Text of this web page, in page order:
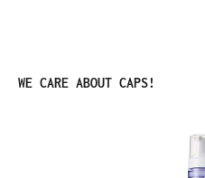
Produktgalerie überspringen
WE CARE ABOUT CAPS!